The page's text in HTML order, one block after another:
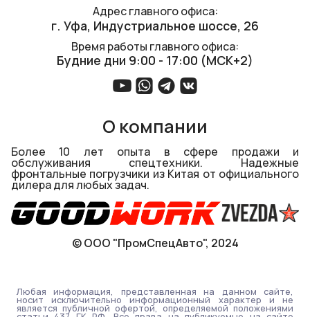
Адрес главного офиса:
г. Уфа, ​Индустриальное шоссе, 26
Время работы главного офиса:
Будние дни 9:00 - 17:00 (МСК+2)
О компании
Более 10 лет опыта в сфере продажи и
обслуживания спецтехники. Надежные
фронтальные погрузчики из Китая от официального
дилера для любых задач.
© ООО "ПромСпецАвто", 2024
Любая информация, представленная на данном сайте,
носит исключительно информационный характер и не
является публичной офертой, определяемой положениями